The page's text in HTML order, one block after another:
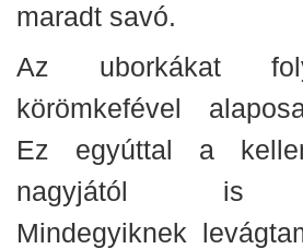
maradt savó.
Az uborkákat
körömkefével
Ez egyúttal a
nagyjától is
Mindegyiknek